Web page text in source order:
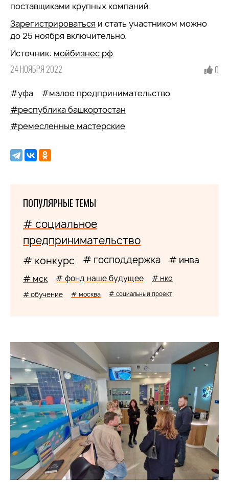
поставщиками крупных компаний.
Зарегистрироваться и стать участником можно
до 25 ноября включительно.
Источник: мойбизнес.рф.
24 НОЯБРЯ 2022 0
#уфа
#малое предпринимательство
#республика башкортостан
#ремесленные мастерские
ПОПУЛЯРНЫЕ ТЕМЫ
# социальное
предпринимательство
# конкурс # господдержка # инва
# мск # фонд наше будущее # нко
# обучение # москва # социальный проект